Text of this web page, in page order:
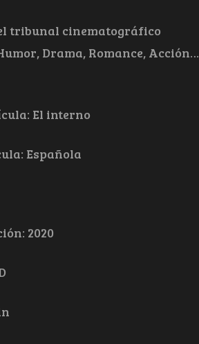
tribunal cinematográfico
Drama, Romance, Acción…
El interno
Española
2020